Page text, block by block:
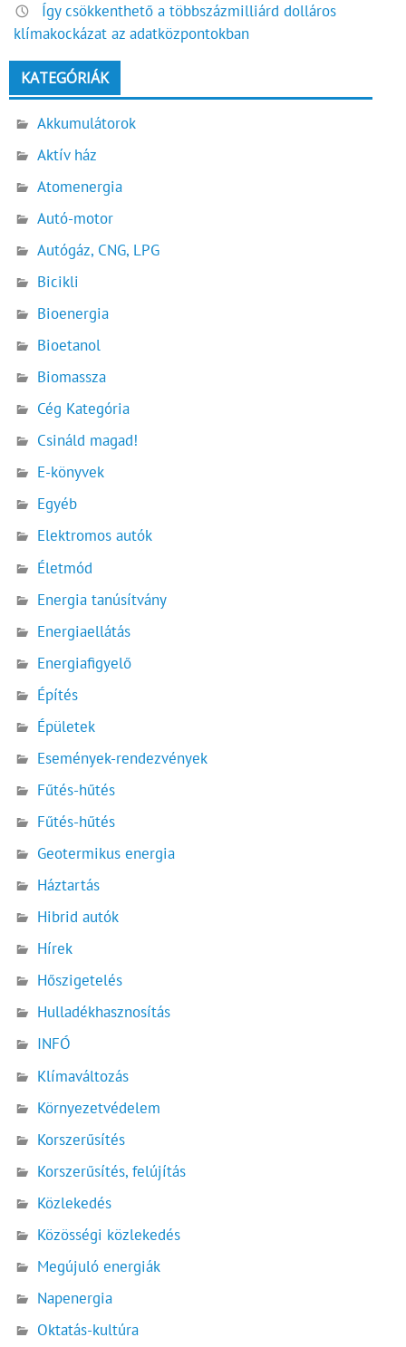
Így csökkenthető a többszázmilliárd dolláros
klímakockázat az adatközpontokban
KATEGÓRIÁK
Akkumulátorok
Aktív ház
Atomenergia
Autó-motor
Autógáz, CNG, LPG
Bicikli
Bioenergia
Bioetanol
Biomassza
Cég Kategória
Csináld magad!
E-könyvek
Egyéb
Elektromos autók
Életmód
Energia tanúsítvány
Energiaellátás
Energiafigyelő
Építés
Épületek
Események-rendezvények
Fűtés-hűtés
Fűtés-hűtés
Geotermikus energia
Háztartás
Hibrid autók
Hírek
Hőszigetelés
Hulladékhasznosítás
INFÓ
Klímaváltozás
Környezetvédelem
Korszerűsítés
Korszerűsítés, felújítás
Közlekedés
Közösségi közlekedés
Megújuló energiák
Napenergia
Oktatás-kultúra